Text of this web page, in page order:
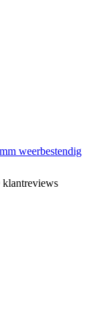
weerbestendig
klantreviews